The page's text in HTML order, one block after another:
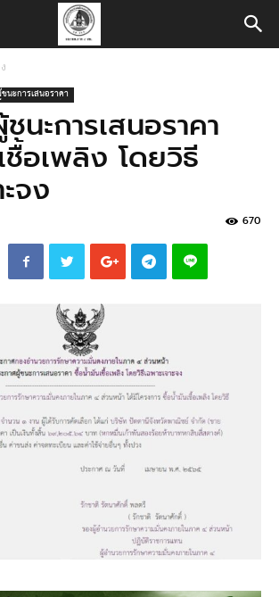
นะการเสนอราคา
นะการเสนอราคา
ชื้อเพลิง โดยวิธี
จง
670